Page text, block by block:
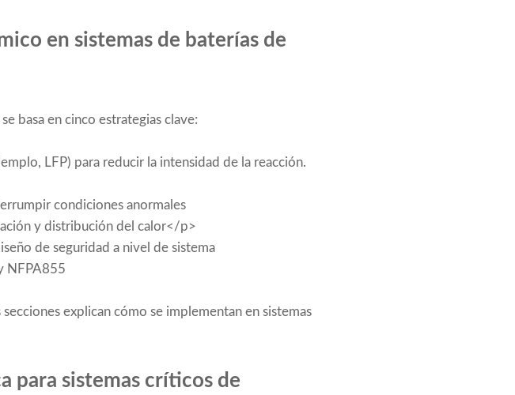
en sistemas de baterías de
basa en cinco estrategias clave:
LFP) para reducir la intensidad de la reacción.
condiciones anormales
y distribución del calor</p>
de seguridad a nivel de sistema
NFPA855
explican cómo se implementan en sistemas
para sistemas críticos de